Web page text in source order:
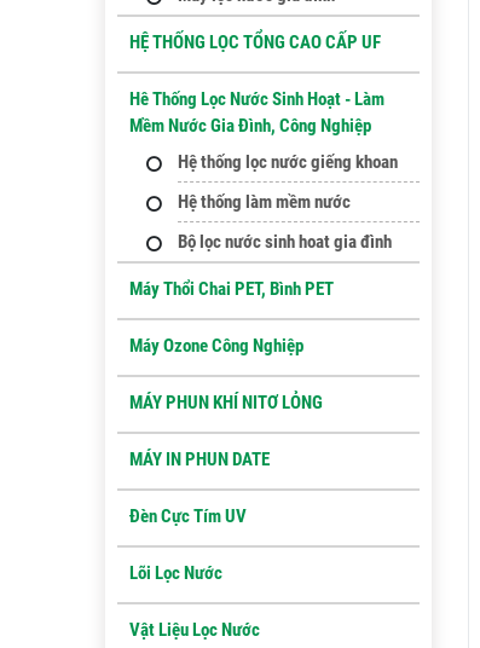
HỆ THỐNG LỌC TỔNG CAO CẤP UF
Hê Thống Lọc Nước Sinh Hoạt - Làm
Mềm Nước Gia Đình, Công Nghiệp
Hệ thống lọc nước giếng khoan
Hệ thống làm mềm nước
Bộ lọc nước sinh hoat gia đình
Máy Thổi Chai PET, Bình PET
Máy Ozone Công Nghiệp
MÁY PHUN KHÍ NITƠ LỎNG
MÁY IN PHUN DATE
Đèn Cực Tím UV
Lõi Lọc Nước
Vật Liệu Lọc Nước